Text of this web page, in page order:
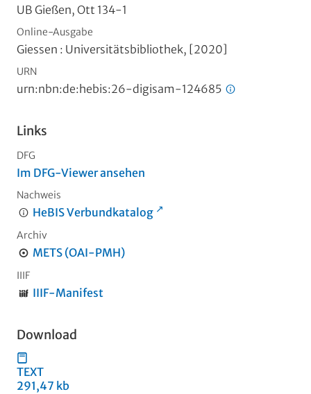
UB Gießen, Ott 134-1
Online-Ausgabe
Giessen : Universitätsbibliothek, [2020]
URN
urn:nbn:de:hebis:26-digisam-124685
Links
DFG
Im DFG-Viewer ansehen
Nachweis
HeBIS Verbundkatalog
Archiv
METS (OAI-PMH)
IIIF
IIIF-Manifest
Download
TEXT
291,47 kb